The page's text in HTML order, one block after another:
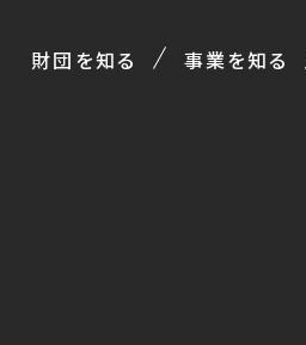
財団を知る 事業を知る